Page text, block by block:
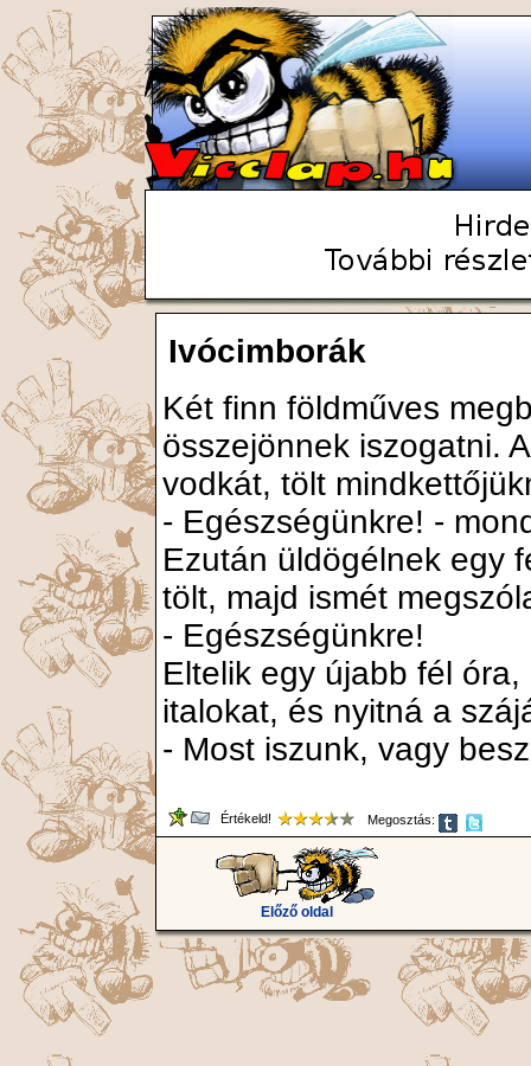
Ivócimborák
Két finn földműves
összejönnek iszogatni.
vodkát, tölt
- Egészségünkre! -
Ezután üldögélnek egy
tölt, majd ismét
- Egészségünkre!
Eltelik egy újabb fél
italokat, és nyitná a
- Most iszunk, vagy
Értékeld! Megosztás:
Előző oldal